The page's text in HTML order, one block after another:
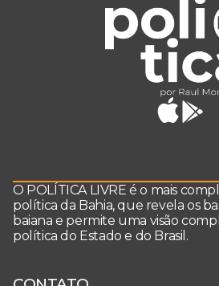
O POLÍTICA LIVRE é o mais
política da Bahia, que revela os
baiana e permite uma visão
política do Estado e do Brasil.